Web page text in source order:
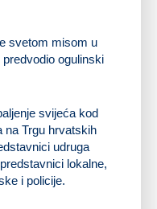
svetom misom u
ogulinski
svijeća kod
na Trgu hrvatskih
udruga
lokalne,
i policije.